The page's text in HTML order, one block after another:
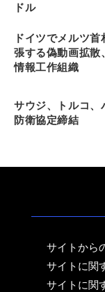
ドル
ドイツでメルツ
張する偽動画拡散
情報工作組織
サウジ、トルコ、
防衛協定締結
サイトから
サイトに関
サイトに関